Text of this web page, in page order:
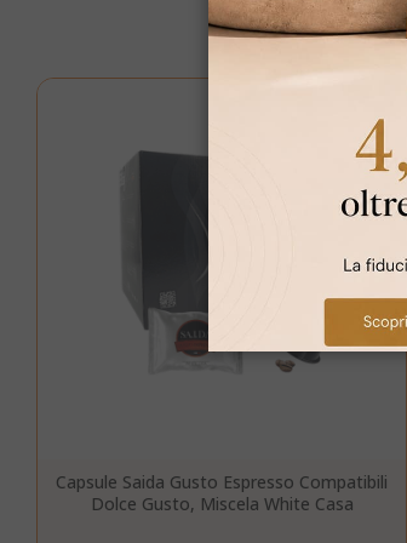
Capsule Saida Gusto Espresso Compatibili
Dolce Gusto, Miscela White Casa